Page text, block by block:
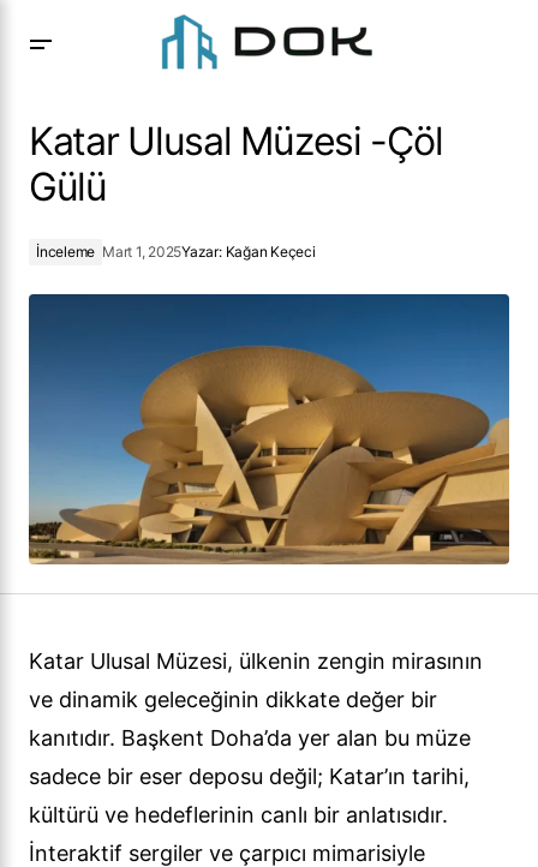
Katar Ulusal Müzesi -Çöl
Gülü
İnceleme Mart 1, 2025Yazar: Kağan Keçeci
Katar Ulusal Müzesi, ülkenin zengin mirasının
ve dinamik geleceğinin dikkate değer bir
kanıtıdır. Başkent Doha’da yer alan bu müze
sadece bir eser deposu değil; Katar’ın tarihi,
kültürü ve hedeflerinin canlı bir anlatısıdır.
İnteraktif sergiler ve çarpıcı mimarisiyle